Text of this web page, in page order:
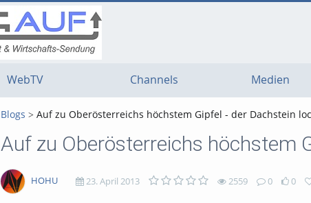
WebTV Channels Medien
Blogs Auf zu Oberösterreichs höchstem Gipfel - der Dachstein
Auf zu Oberösterreichs höchstem
HOHU 23. April 2013 2559 0 0